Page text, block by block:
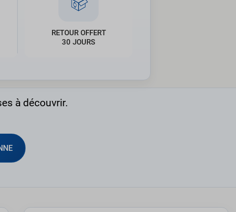
RETOUR OFFERT
30 JOURS
à découvrir.